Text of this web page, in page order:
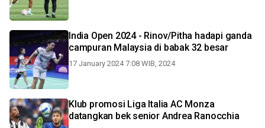
India Open 2024 - Rinov/Pitha hadapi ganda
campuran Malaysia di babak 32 besar
17 January 2024 7:08 WIB, 2024
Klub promosi Liga Italia AC Monza
datangkan bek senior Andrea Ranocchia